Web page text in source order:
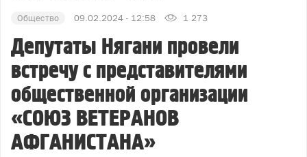
Общество 09.02.2024 - 12:58 1 273
Депутаты Нягани провели
встречу с представителями
общественной организации
«СОЮЗ ВЕТЕРАНОВ
АФГАНИСТАНА»